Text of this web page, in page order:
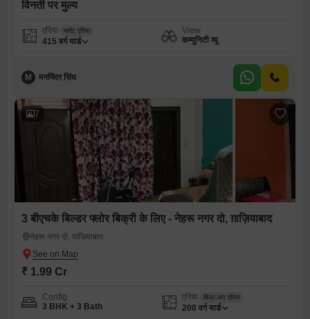
विनती पर मुल्य
एरिया प्लॉट एरिया
415 वर्ग यार्ड
View
कम्युनिटी व्यू
M मनमिंदर सिंघ
7
3 बीएचके बिल्डर फ्लोर बिक्री के लिए - नेहरू नगर दो, ग़ाज़ियाबाद
नेहरू नगर दो, ग़ाज़ियाबाद
₹ 1.99 Cr
Config
3 BHK + 3 Bath
एरिया बिल्ट-अप एरिया
200 वर्ग यार्ड